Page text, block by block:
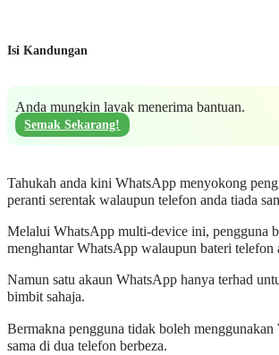
Isi Kandungan
Anda mungkin layak menerima bantuan.
Semak Sekarang!
Tahukah anda kini WhatsApp menyokong
peranti serentak walaupun telefon anda tiada
Melalui WhatsApp multi-device ini, pengguna
menghantar WhatsApp walaupun bateri telefon
Namun satu akaun WhatsApp hanya terhad
bimbit sahaja.
Bermakna pengguna tidak boleh
sama di dua telefon berbeza.